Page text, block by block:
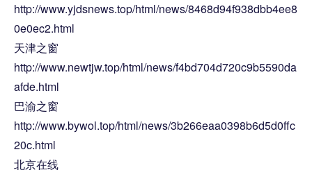
http://www.yjdsnews.top/html/news/8468d94f938dbb4ee8
0e0ec2.html
天津之窗
http://www.newtjw.top/html/news/f4bd704d720c9b5590da
afde.html
巴渝之窗
http://www.bywol.top/html/news/3b266eaa0398b6d5d0ffc
20c.html
北京在线